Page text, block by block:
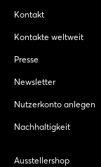
Kontakt
Kontakte weltweit
Presse
Newsletter
Nutzerkonto anlegen
Nachhaltigkeit
Ausstellershop